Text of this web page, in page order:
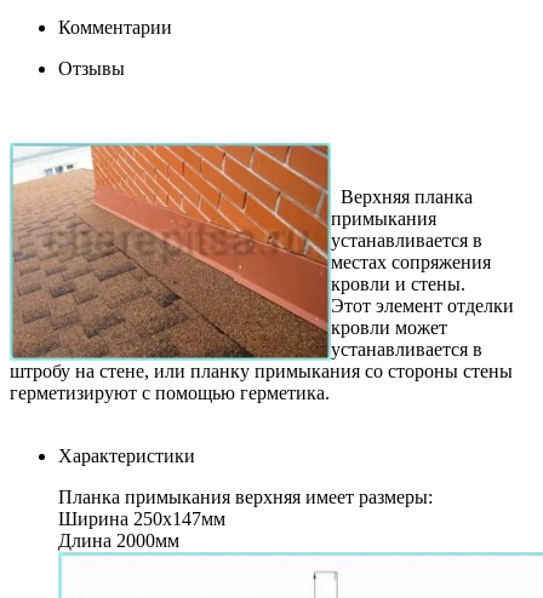
Комментарии
Отзывы
Верхняя планка
примыкания
устанавливается в
местах сопряжения
кровли и стены.
Этот элемент отделки
кровли может
устанавливается в
штробу на стене, или планку примыкания со стороны стены
герметизируют с помощью герметика.
Характеристики
Планка примыкания верхняя имеет размеры:
Ширина 250х147мм
Длина 2000мм